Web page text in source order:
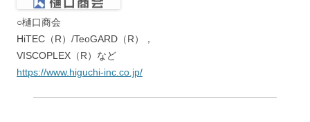
○樋口商会
HiTEC（R）/TeoGARD（R），
VISCOPLEX（R）など
https://www.higuchi-inc.co.jp/